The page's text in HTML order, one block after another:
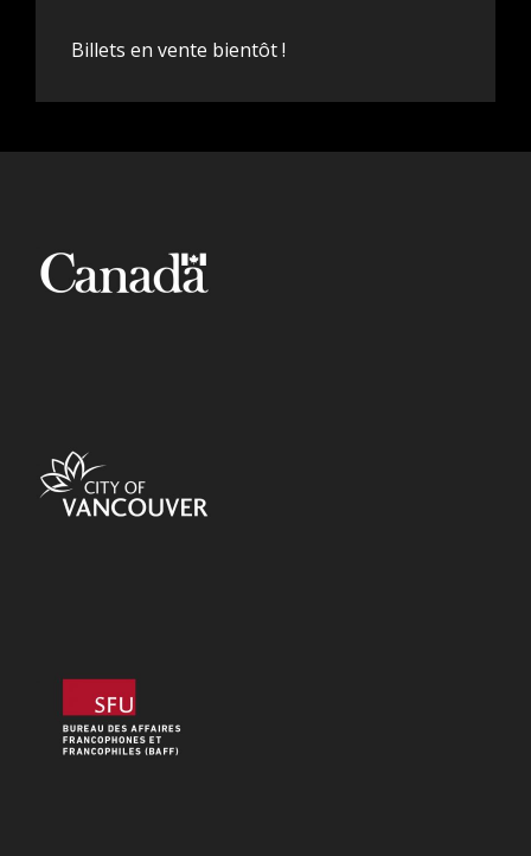
Billets en vente bientôt !